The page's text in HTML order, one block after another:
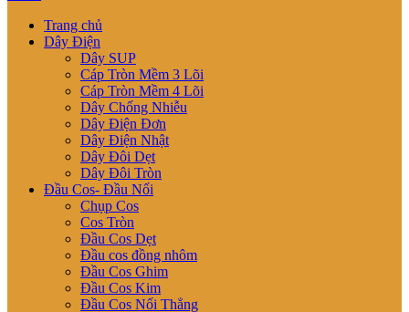
Trang chủ
Dây Điện
Dây SUP
Cáp Tròn Mềm 3 Lõi
Cáp Tròn Mềm 4 Lõi
Dây Chống Nhiễu
Dây Điện Đơn
Dây Điện Nhật
Dây Đôi Dẹt
Dây Đôi Tròn
Đầu Cos- Đầu Nối
Chụp Cos
Cos Tròn
Đầu Cos Dẹt
Đầu cos đồng nhôm
Đầu Cos Ghim
Đầu Cos Kim
Đầu Cos Nối Thẳng